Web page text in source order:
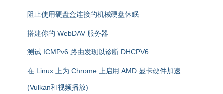
阻止使用硬盘盒连接的机械硬盘休眠
搭建你的 WebDAV 服务器
测试 ICMPv6 路由发现以诊断 DHCPV6
在 Linux 上为 Chrome 上启用 AMD 显卡硬件加速
(Vulkan和视频播放)